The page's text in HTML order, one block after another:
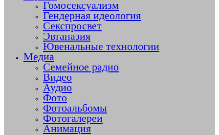
Гомосексуализм
Гендерная идеология
Секспросвет
Эвтаназия
Ювенальные технологии
Медиа
Семейное радио
Видео
Аудио
Фото
Фотоальбомы
Фотогалереи
Анимация